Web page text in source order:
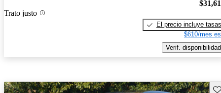
Trato justo
El precio incluye tasas
$610/mes
Verif. disponibilidad